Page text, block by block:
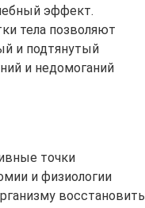
эффект.
тела позволяют
и подтянутый
и недомоганий
точки
и физиологии
восстановить